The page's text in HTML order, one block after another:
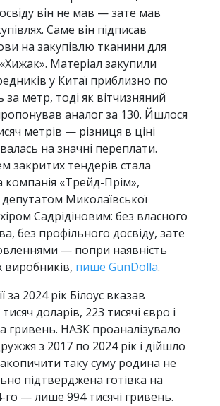
він не мав — зате мав
Саме він підписав
на закупівлю тканини для
Матеріал закупили
у Китаї приблизно по
за метр, тоді як вітчизняний
аналог за 130. Йшлося
метрів — різниця в ціні
на значні переплати.
закритих тендерів стала
компанія «Трейд-Прім»,
Миколаївської
Садрідіновим: без власного
без профільного досвіду, зате
— попри наявність
виробників, пише GunDolla.
за 2024 рік Білоус вказав
тисяч доларів, 223 тисячі євро і
гривень. НАЗК проаналізувало
з 2017 по 2024 рік і дійшло
таку суму родина не
підтверджена готівка на
го — лише 994 тисячі гривень.